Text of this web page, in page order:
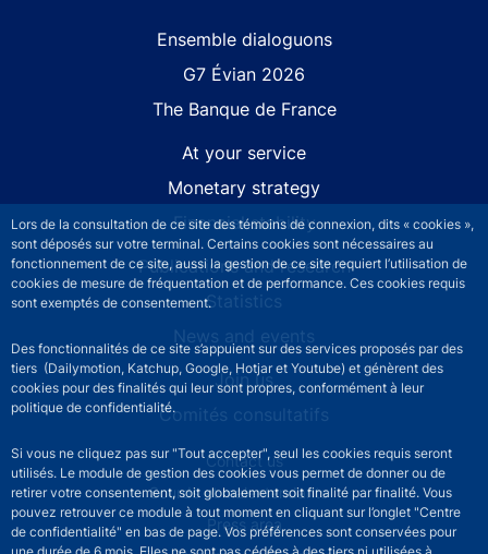
Lors de la consultation de ce site des témoins de connexion, dits « cookies »,
sont déposés sur votre terminal. Certains cookies sont nécessaires au
fonctionnement de ce site, aussi la gestion de ce site requiert l’utilisation de
cookies de mesure de fréquentation et de performance. Ces cookies requis
sont exemptés de consentement.
Des fonctionnalités de ce site s’appuient sur des services proposés par des
tiers (Dailymotion, Katchup, Google, Hotjar et Youtube) et génèrent des
cookies pour des finalités qui leur sont propres, conformément à leur
politique de confidentialité.
Si vous ne cliquez pas sur "Tout accepter", seul les cookies requis seront
utilisés. Le module de gestion des cookies vous permet de donner ou de
retirer votre consentement, soit globalement soit finalité par finalité. Vous
pouvez retrouver ce module à tout moment en cliquant sur l’onglet "Centre
de confidentialité" en bas de page. Vos préférences sont conservées pour
Ensemble dialoguons
G7 Évian 2026
The Banque de France
At your service
Monetary strategy
Financial stability
Publications and research
Statistics
News and events
Join us
Comités consultatifs
Footer secondary menuContact us
Sourds et malentendants
Press area